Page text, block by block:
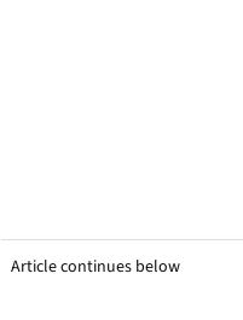
Article continues below